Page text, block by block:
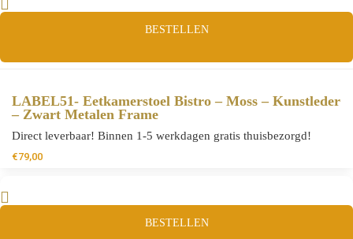
BESTELLEN
LABEL51- Eetkamerstoel Bistro – Moss – Kunstleder
– Zwart Metalen Frame
Direct leverbaar! Binnen 1-5 werkdagen gratis thuisbezorgd!
€79,00
BESTELLEN